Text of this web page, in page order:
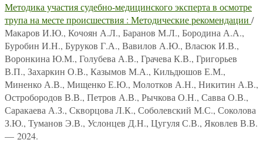
Методика участия судебно-медицинского эксперта в осмотре
трупа на месте происшествия : Методические рекомендации /
Макаров И.Ю., Кочоян А.Л., Баранов М.Л., Бородина А.А.,
Буробин И.Н., Буруков Г.А., Вавилов А.Ю., Власюк И.В.,
Воронкина Ю.М., Голубева А.В., Грачева К.В., Григорьев
В.П., Захаркин О.В., Казымов М.А., Кильдюшов Е.М.,
Миненко А.В., Мищенко Е.Ю., Молотков А.Н., Никитин А.В.,
Остробородов В.В., Петров А.В., Рычкова О.Н., Савва О.В.,
Саракаева А.З., Скворцова Л.К., Соболевский М.С., Соколова
З.Ю., Туманов Э.В., Услонцев Д.Н., Цугуля С.В., Яковлев В.В.
— 2024.